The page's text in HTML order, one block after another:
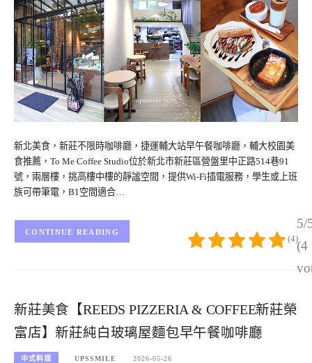
新北美食，新莊不限時咖啡廳，捷運輔大站早午餐咖啡廳，輔大校園美
食推薦，To Me Coffee Studio位於新北市新莊區營盤里中正路514巷91
號，兩層樓，挑高樓中樓的靜謐空間，提供Wi-Fi插電服務，學生或上班
族可帶筆電，B1空間適合…
5/
(4
(4)
CONTINUE READING
新莊美食【REEDS PIZZERIA & COFFEE新莊榮
富店】新莊純白玻璃屋麵包早午餐咖啡廳
中式料理 UPSSMILE 2026-05-26